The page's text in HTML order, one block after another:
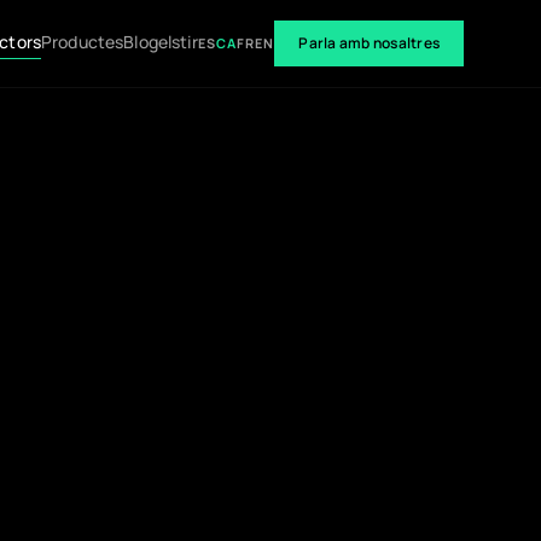
ProductesBlogelstirESCAFREN Parla amb nosaltres